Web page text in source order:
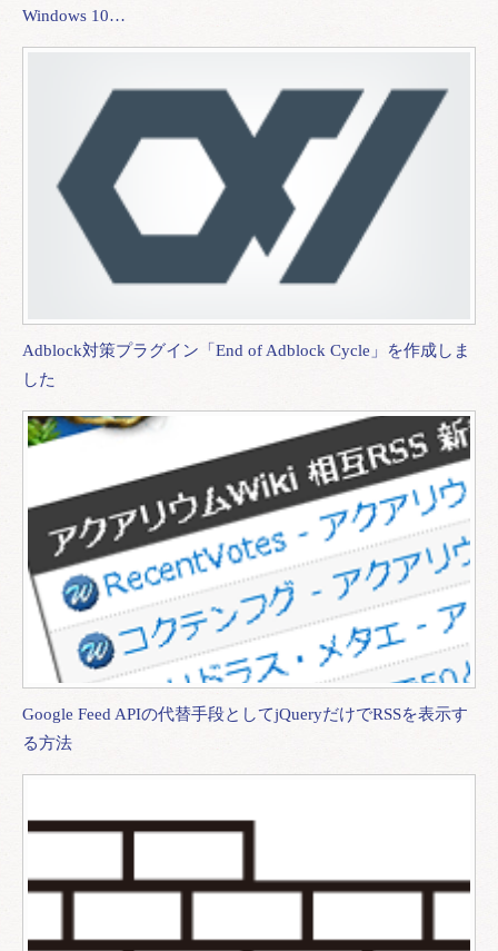
Windows 10…
Adblock対策プラグイン「End of Adblock Cycle」を作成しま
した
Google Feed APIの代替手段としてjQueryだけでRSSを表示す
る方法